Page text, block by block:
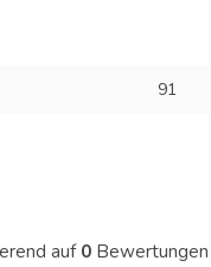
91
auf0 Bewertungen